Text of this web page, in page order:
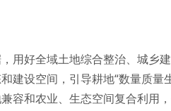
用好全域土地综合整治、城乡
建设空间，引导耕地“数量质量
容和农业、生态空间复合利用